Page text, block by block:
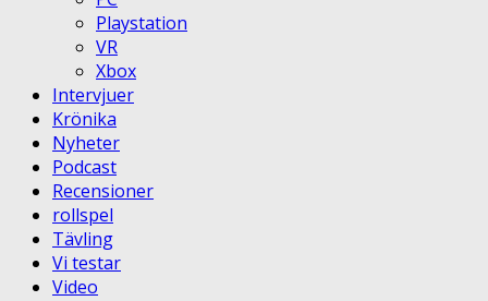
Playstation
VR
Xbox
Intervjuer
Krönika
Nyheter
Podcast
Recensioner
rollspel
Tävling
Vi testar
Video